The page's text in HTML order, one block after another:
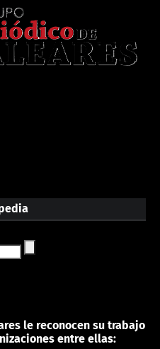
le reconocen su trabajo
entre ellas: